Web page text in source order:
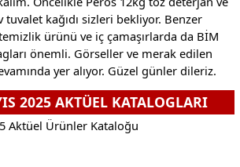
kağıdı sizleri bekliyor. Benzer
ürünü ve iç çamaşırlarda da BİM
önemli. Görseller ve merak edilen
yer alıyor. Güzel günler dileriz.
2025 AKTÜEL KATALOGLARI